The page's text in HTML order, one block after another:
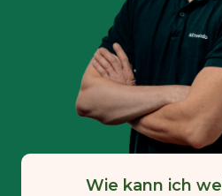
Wie kann ich